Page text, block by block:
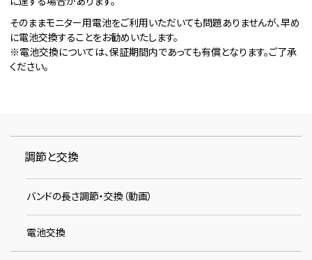
そのままモニター用電池をご利用いただいても問題ありませんが、早め
に電池交換することをお勧めいたします。
※電池交換については、保証期間内であっても有償となります。ご了承
ください。
調節と交換
バンドの長さ調節・交換（動画）
電池交換